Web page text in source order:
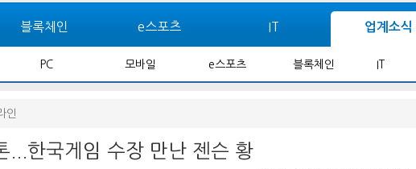
블록체인 e스포츠 IT 업계소식
PC 모바일 e스포츠 블록체인 IT
인
...한국게임 수장 만난 젠슨 황